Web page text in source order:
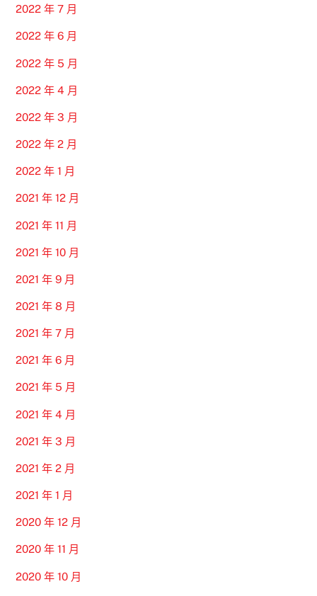
2022 年 7 月
2022 年 6 月
2022 年 5 月
2022 年 4 月
2022 年 3 月
2022 年 2 月
2022 年 1 月
2021 年 12 月
2021 年 11 月
2021 年 10 月
2021 年 9 月
2021 年 8 月
2021 年 7 月
2021 年 6 月
2021 年 5 月
2021 年 4 月
2021 年 3 月
2021 年 2 月
2021 年 1 月
2020 年 12 月
2020 年 11 月
2020 年 10 月